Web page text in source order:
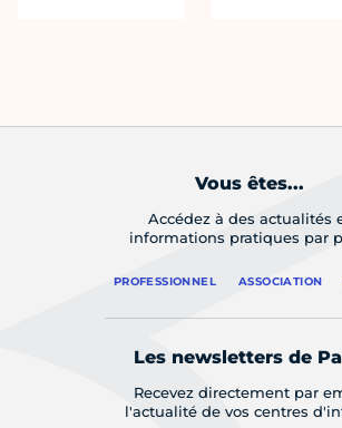
Vous êtes...
Accédez à des actualités
informations pratiques par
PROFESSIONNEL ASSOCIATION
Les newsletters de
Recevez directement par
l'actualité de vos centres